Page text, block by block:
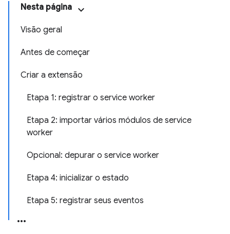
Nesta página
Visão geral
Antes de começar
Criar a extensão
Etapa 1: registrar o service worker
Etapa 2: importar vários módulos de service
worker
Opcional: depurar o service worker
Etapa 4: inicializar o estado
Etapa 5: registrar seus eventos